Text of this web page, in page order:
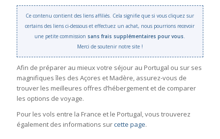
Ce contenu contient des liens affiliés. Cela signifie que si vous cliquez sur
certains des liens ci-dessous et effectuez un achat, nous pourrions recevoir
une petite commission sans frais supplémentaires pour vous.
Merci de soutenir notre site !
Afin de préparer au mieux votre séjour au Portugal ou sur ses
magnifiques îles des Açores et Madère, assurez-vous de
trouver les meilleures offres d’hébergement et de comparer
les options de voyage.
Pour les vols entre la France et le Portugal, vous trouverez
également des informations surcette page.